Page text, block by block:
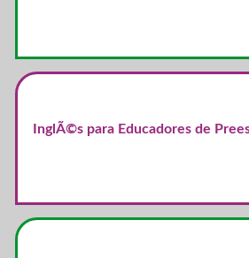
InglÃ©s para Educadores de